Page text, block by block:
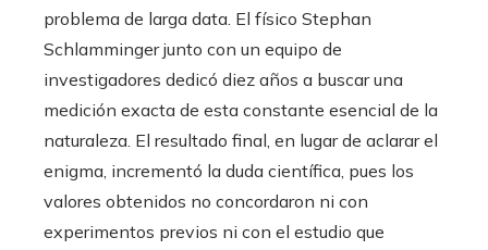
problema de larga data. El físico Stephan
Schlamminger junto con un equipo de
investigadores dedicó diez años a buscar una
medición exacta de esta constante esencial de la
naturaleza. El resultado final, en lugar de aclarar el
enigma, incrementó la duda científica, pues los
valores obtenidos no concordaron ni con
experimentos previos ni con el estudio que